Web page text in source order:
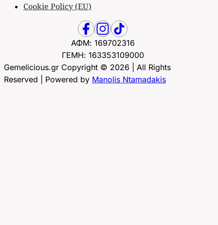
Cookie Policy (EU)
ΑΦΜ: 169702316
ΓΕΜΗ: 163353109000
Gemelicious.gr Copyright © 2026 | All Rights
Reserved | Powered by Manolis Ntamadakis